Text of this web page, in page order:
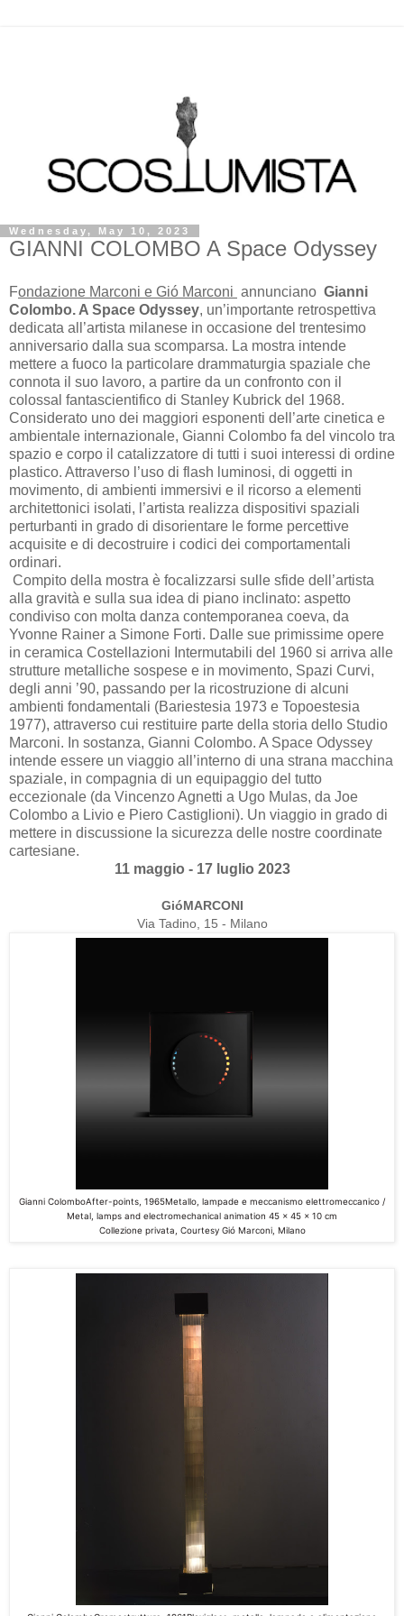
Wednesday, May 10, 2023
GIANNI COLOMBO A Space Odyssey
Fondazione Marconi e Gió Marconi annunciano Gianni
Colombo. A Space Odyssey, un’importante retrospettiva
dedicata all’artista milanese in occasione del trentesimo
anniversario dalla sua scomparsa. La mostra intende
mettere a fuoco la particolare drammaturgia spaziale che
connota il suo lavoro, a partire da un confronto con il
colossal fantascientifico di Stanley Kubrick del 1968.
Considerato uno dei maggiori esponenti dell’arte cinetica e
ambientale internazionale, Gianni Colombo fa del vincolo tra
spazio e corpo il catalizzatore di tutti i suoi interessi di ordine
plastico. Attraverso l’uso di flash luminosi, di oggetti in
movimento, di ambienti immersivi e il ricorso a elementi
architettonici isolati, l’artista realizza dispositivi spaziali
perturbanti in grado di disorientare le forme percettive
acquisite e di decostruire i codici dei comportamentali
ordinari.
Compito della mostra è focalizzarsi sulle sfide dell’artista
alla gravità e sulla sua idea di piano inclinato: aspetto
condiviso con molta danza contemporanea coeva, da
Yvonne Rainer a Simone Forti. Dalle sue primissime opere
in ceramica Costellazioni Intermutabili del 1960 si arriva alle
strutture metalliche sospese e in movimento, Spazi Curvi,
degli anni ’90, passando per la ricostruzione di alcuni
ambienti fondamentali (Bariestesia 1973 e Topoestesia
1977), attraverso cui restituire parte della storia dello Studio
Marconi. In sostanza, Gianni Colombo. A Space Odyssey
intende essere un viaggio all’interno di una strana macchina
spaziale, in compagnia di un equipaggio del tutto
eccezionale (da Vincenzo Agnetti a Ugo Mulas, da Joe
Colombo a Livio e Piero Castiglioni). Un viaggio in grado di
mettere in discussione la sicurezza delle nostre coordinate
cartesiane.
11 maggio - 17 luglio 2023
GióMARCONI
Via Tadino, 15 - Milano
Gianni ColomboAfter-points, 1965Metallo, lampade e meccanismo elettromeccanico /
Metal, lamps and electromechanical animation 45 x 45 x 10 cm
Collezione privata, Courtesy Gió Marconi, Milano